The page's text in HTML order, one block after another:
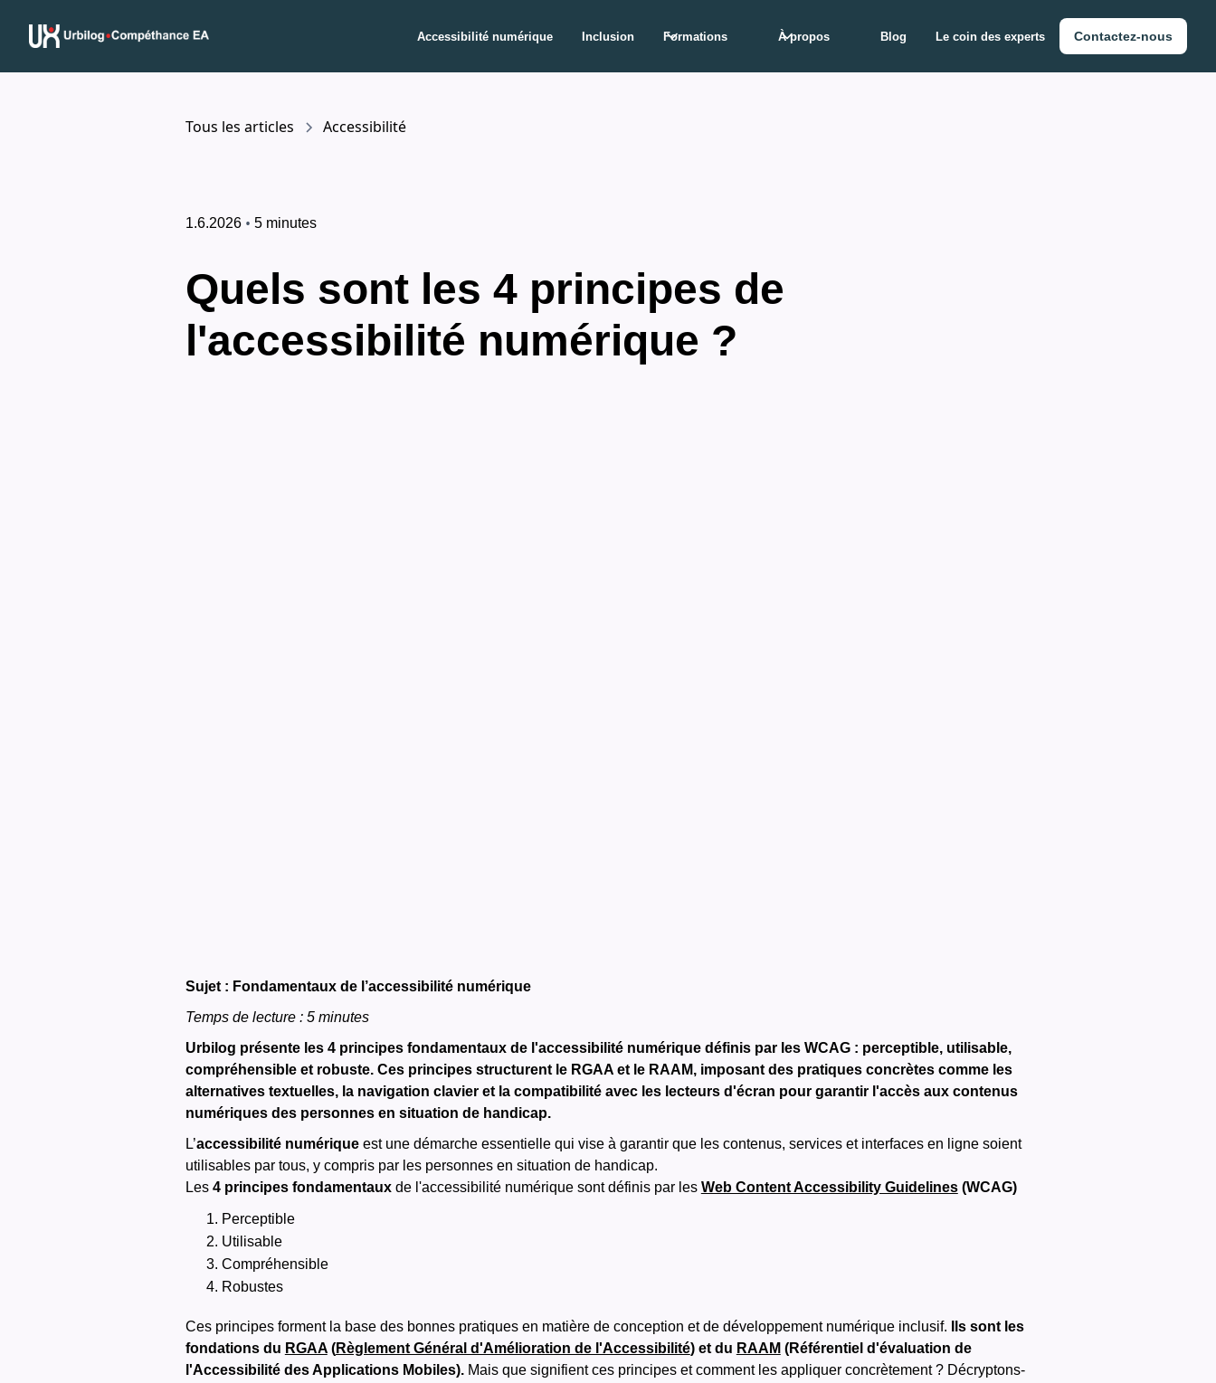
Accessibilité numérique Inclusion Formations À propos Blog Le coin des experts Contactez-nous
Tous les articles Accessibilité
1.6.2026 • 5 minutes
Quels sont les 4 principes de
l'accessibilité numérique ?
Sujet : Fondamentaux de l’accessibilité numérique
Temps de lecture : 5 minutes‍
Urbilog présente les 4 principes fondamentaux de l'accessibilité numérique définis par les WCAG : perceptible, utilisable,
compréhensible et robuste. Ces principes structurent le RGAA et le RAAM, imposant des pratiques concrètes comme les
alternatives textuelles, la navigation clavier et la compatibilité avec les lecteurs d'écran pour garantir l'accès aux contenus
numériques des personnes en situation de handicap.
L’accessibilité numériqueest une démarche essentielle qui vise à garantir que les contenus, services et interfaces en ligne soient
utilisables par tous, y compris par les personnes en situation de handicap.
Les 4 principes fondamentauxde l'accessibilité numérique sont définis par les Web Content Accessibility Guidelines(WCAG)
Perceptible
Utilisable
Compréhensible
Robustes
Ces principes forment la base des bonnes pratiques en matière de conception et de développement numérique inclusif. Ils sont les
fondations du RGAA(Règlement Général d'Amélioration de l'Accessibilité) et du RAAM (Référentiel d'évaluation de
l'Accessibilité des Applications Mobiles).Mais que signifient ces principes et comment les appliquer concrètement ? Décryptons-